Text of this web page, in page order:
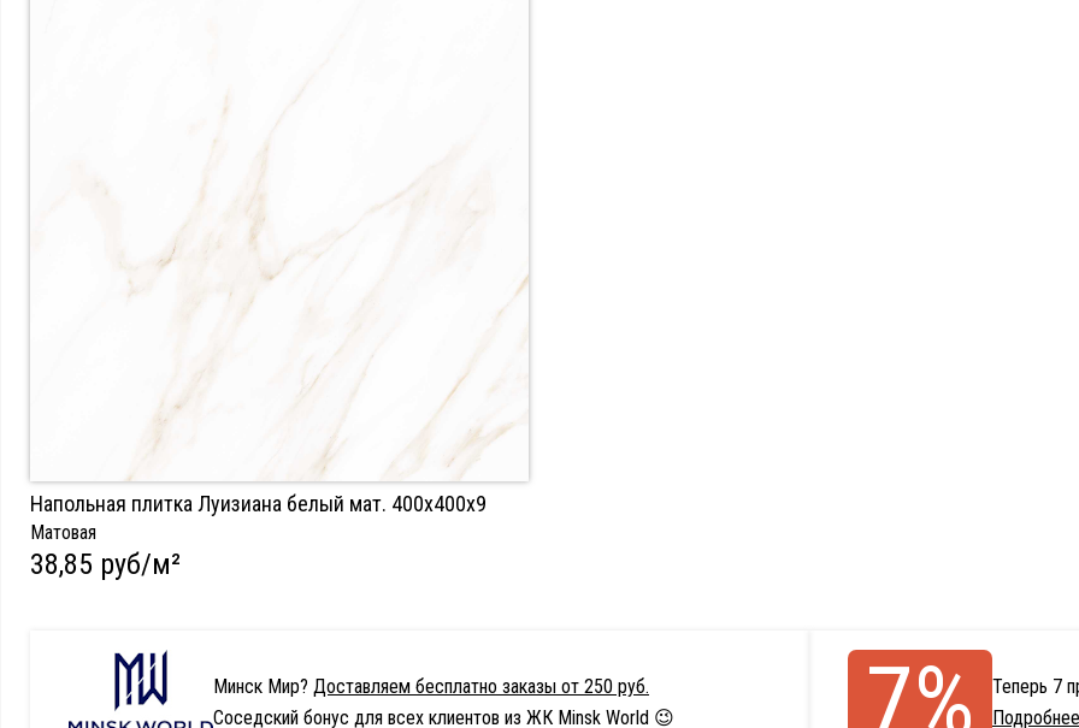
Напольная плитка Луизиана белый мат. 400x400х9
Матовая
38,85 руб/м²
Минск Мир? Доставляем бесплатно заказы от 250 руб.
Соседский бонус для всех клиентов из ЖК Minsk World 😉
7%
Теперь 7